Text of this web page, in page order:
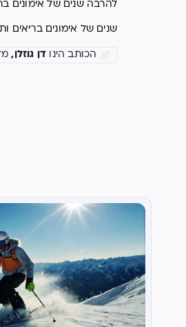
להרבה שנים של אימונים
שנים של אימונים בריאים
הכותב הינו דן גוזלן,